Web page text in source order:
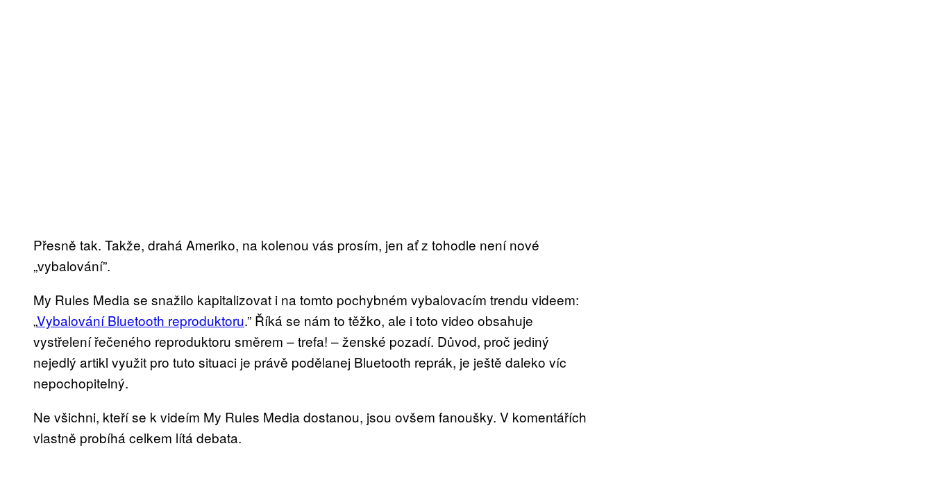
Přesně tak. Takže, drahá Ameriko, na kolenou vás prosím, jen ať z tohodle není nové
„vybalování”.
My Rules Media se snažilo kapitalizovat i na tomto pochybném vybalovacím trendu videem:
„Vybalování Bluetooth reproduktoru.” Říká se nám to těžko, ale i toto video obsahuje
vystřelení řečeného reproduktoru směrem – trefa! – ženské pozadí. Důvod, proč jediný
nejedlý artikl využit pro tuto situaci je právě podělanej Bluetooth reprák, je ještě daleko víc
nepochopitelný.
Ne všichni, kteří se k videím My Rules Media dostanou, jsou ovšem fanoušky. V komentářích
vlastně probíhá celkem lítá debata.